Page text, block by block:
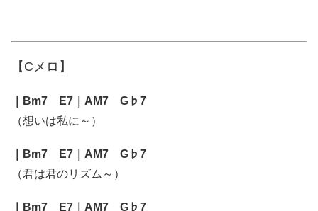
【Cメロ】
｜Bm7 E7｜AM7 G♭7
（想いは私に～）
｜Bm7 E7｜AM7 G♭7
（君は君のリズム～）
｜Bm7 E7｜AM7 G♭7